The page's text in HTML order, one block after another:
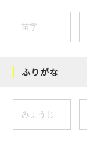
ふりがな